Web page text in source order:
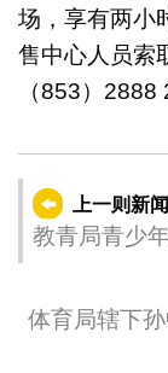
场，享有两小
售中心人员索
（853）
上一则新闻
教青局青少年展艺馆展
体育局辖下